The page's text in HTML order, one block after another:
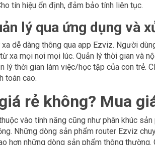
tín hiệu ổn định, đảm bảo tính liên tục.
lý qua ứng dụng và
dễ dàng thông qua app Ezviz. Người
xa mọi nơi mọi lúc. Quản lý thời gian và
lý thời gian làm việc/học tập của con trẻ.
toán cao.
rẻ không? Mua
vào tính năng cũng như phân khúc
Những dòng sản phẩm router Ezviz
hơn những dòng sản phẩm thông